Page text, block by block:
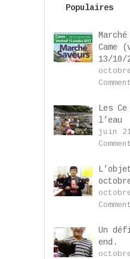
Populaires
Came
13/10/
Les
l’eau
juin
Un
end.